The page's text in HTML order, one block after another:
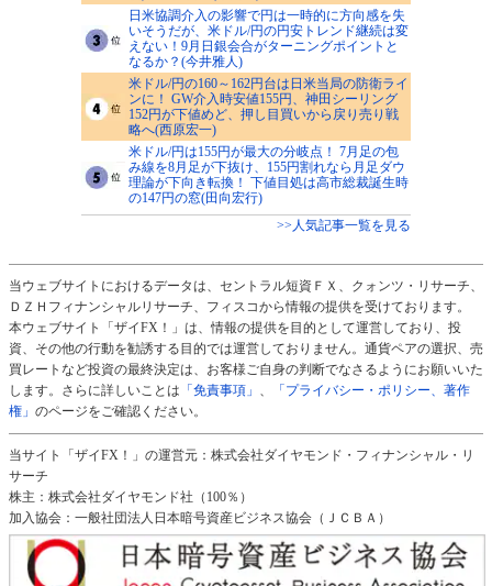
日米協調介入の影響で円は一時的に方向感を失
いそうだが、米ドル/円の円安トレンド継続は変
えない！9月日銀会合がターニングポイントと
なるか？(今井雅人)
米ドル/円の160～162円台は日米当局の防衛ライ
ンに！ GW介入時安値155円、神田シーリング
152円が下値めど、押し目買いから戻り売り戦
略へ(西原宏一)
米ドル/円は155円が最大の分岐点！ 7月足の包
み線を8月足が下抜け、155円割れなら月足ダウ
理論が下向き転換！ 下値目処は高市総裁誕生時
の147円の窓(田向宏行)
>>人気記事一覧を見る
当ウェブサイトにおけるデータは、セントラル短資ＦＸ、クォンツ・リサーチ、
ＤＺＨフィナンシャルリサーチ、フィスコから情報の提供を受けております。
本ウェブサイト「ザイFX！」は、情報の提供を目的として運営しており、投
資、その他の行動を勧誘する目的では運営しておりません。通貨ペアの選択、売
買レートなど投資の最終決定は、お客様ご自身の判断でなさるようにお願いいた
します。さらに詳しいことは 「免責事項」 、
「プライバシー・ポリシー、著作
権」 のページをご確認ください。
当サイト「ザイFX！」の運営元：株式会社ダイヤモンド・フィナンシャル・リ
サーチ
株主：株式会社ダイヤモンド社（100％）
加入協会：一般社団法人日本暗号資産ビジネス協会（ＪＣＢＡ）